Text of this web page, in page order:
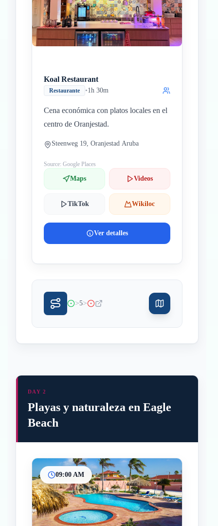
Koal Restaurant
Restaurante •1h 30m
Cena económica con platos locales en el
centro de Oranjestad.
Steenweg 19, Oranjestad Aruba
Source: Google Places
Maps Videos
TikTok Wikiloc
Ver detalles
>5>
InicioParadas intermedias
Final
DAY 2
Playas y naturaleza en Eagle
Beach
09:00 AM